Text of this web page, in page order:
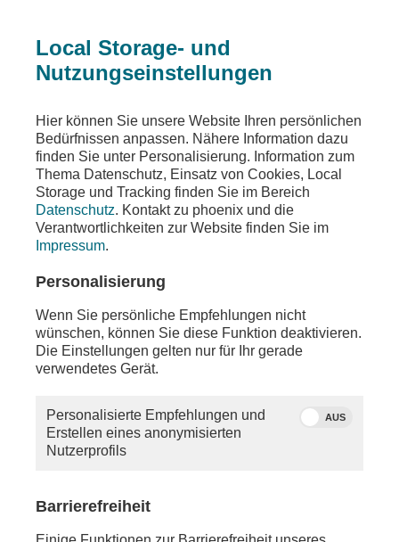
Local Storage- und
Nutzungseinstellungen
Hier können Sie unsere Website Ihren persönlichen
Bedürfnissen anpassen. Nähere Information dazu
finden Sie unter Personalisierung. Information zum
Thema Datenschutz, Einsatz von Cookies, Local
Storage und Tracking finden Sie im Bereich
Datenschutz. Kontakt zu phoenix und die
Verantwortlichkeiten zur Website finden Sie im
Impressum.
Personalisierung
Wenn Sie persönliche Empfehlungen nicht
wünschen, können Sie diese Funktion deaktivieren.
Die Einstellungen gelten nur für Ihr gerade
verwendetes Gerät.
Personalisierte Empfehlungen und
Erstellen eines anonymisierten
Nutzerprofils
AUS
Barrierefreiheit